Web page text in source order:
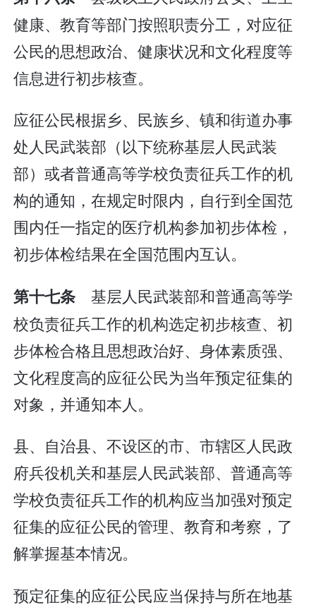
健康、教育等部门按照职责分工，对应征
公民的思想政治、健康状况和文化程度等
信息进行初步核查。
应征公民根据乡、民族乡、镇和街道办事
处人民武装部（以下统称基层人民武装
部）或者普通高等学校负责征兵工作的机
构的通知，在规定时限内，自行到全国范
围内任一指定的医疗机构参加初步体检，
初步体检结果在全国范围内互认。
第十七条 基层人民武装部和普通高等学
校负责征兵工作的机构选定初步核查、初
步体检合格且思想政治好、身体素质强、
文化程度高的应征公民为当年预定征集的
对象，并通知本人。
县、自治县、不设区的市、市辖区人民政
府兵役机关和基层人民武装部、普通高等
学校负责征兵工作的机构应当加强对预定
征集的应征公民的管理、教育和考察，了
解掌握基本情况。
预定征集的应征公民应当保持与所在地基